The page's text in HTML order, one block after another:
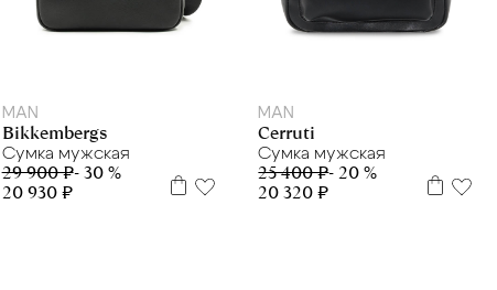
MAN
Bikkembergs
Сумка мужская
29 900 ₽- 30 %
20 930 ₽
MAN
Cerruti
Сумка мужская
25 400 ₽- 20 %
20 320 ₽